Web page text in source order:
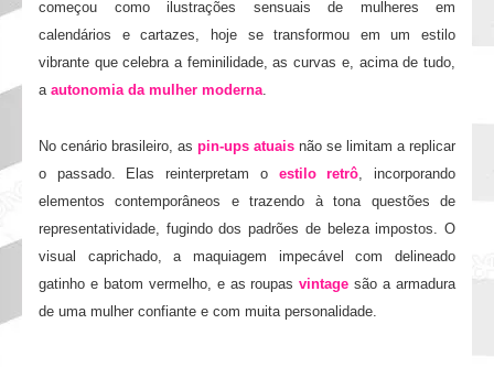
começou como ilustrações sensuais de mulheres em
calendários e cartazes, hoje se transformou em um estilo
vibrante que celebra a feminilidade, as curvas e, acima de tudo,
a autonomia da mulher moderna
No cenário brasileiro, as pin-ups atuais não se limitam a replicar
o passado. Elas reinterpretam o estilo retrô, incorporando
elementos contemporâneos e trazendo à tona questões de
representatividade, fugindo dos padrões de beleza impostos. O
visual caprichado, a maquiagem impecável com delineado
gatinho e batom vermelho, e as roupasvintage são a armadura
de uma mulher confiante e com muita personalidade.